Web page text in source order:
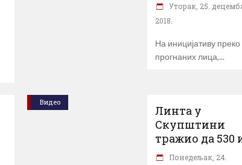
Уторак, 25.
2018.
На иницијативу
прогнаних лица,
Видео
Линта у
Скупштини
тражио да 530
Понедељак, 24.